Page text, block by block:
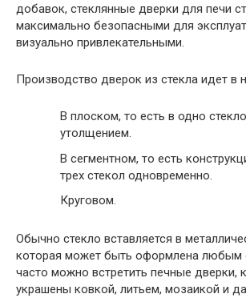
добавок, стеклянные дверки для печи
максимально безопасными для
визуально привлекательными.
Производство дверок из стекла идет в
В плоском, то есть в одно
утолщением.
В сегментном, то есть
трех стекол одновременно.
Круговом.
Обычно стекло вставляется в
которая может быть оформлена любым
часто можно встретить печные дверки,
украшены ковкой, литьем, мозаикой и